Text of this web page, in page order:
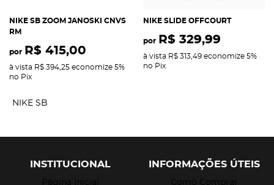
NIKE SB ZOOM JANOSKI CNVS
RM
por R$ 415,00
à vista R$ 394,25 economize 5%
no Pix
NIKE SLIDE OFFCOURT
por R$ 329,99
à vista R$ 313,49 economize 5%
no Pix
NIKE SB
INSTITUCIONAL
Página Inicial
INFORMAÇÕES ÚTEIS
Como Comprar